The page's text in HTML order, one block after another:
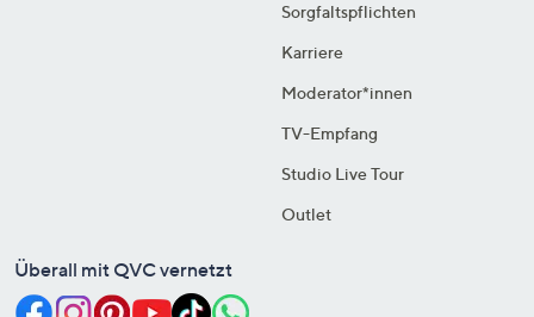
Sorgfaltspflichten
Karriere
Moderator*innen
TV-Empfang
Studio Live Tour
Outlet
Überall mit QVC vernetzt